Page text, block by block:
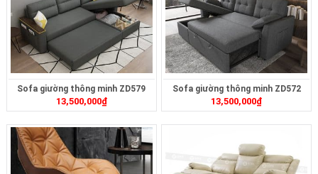
Sofa giường thông minh ZD579
13,500,000₫
Sofa giường thông minh ZD572
13,500,000₫